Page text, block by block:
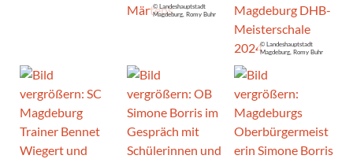
© Landeshauptstadt
Magdeburg, Romy Buhr
© Landeshauptstadt
Magdeburg, Romy Buhr